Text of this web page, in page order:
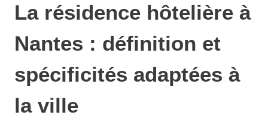
La résidence hôtelière à
Nantes : définition et
spécificités adaptées à
la ville